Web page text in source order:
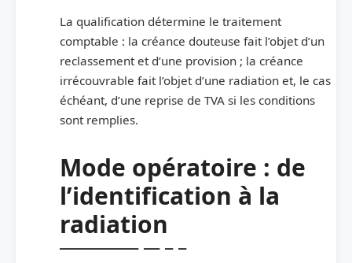
La qualification détermine le traitement
comptable : la créance douteuse fait l’objet d’un
reclassement et d’une provision ; la créance
irrécouvrable fait l’objet d’une radiation et, le cas
échéant, d’une reprise de TVA si les conditions
sont remplies.
Mode opératoire : de
l’identification à la
radiation